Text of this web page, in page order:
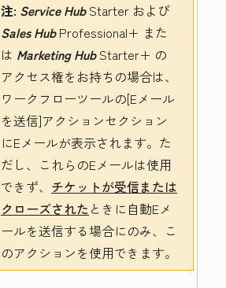
注: Service HubStarter および
Sales HubProfessional+ また
は Marketing HubStarter+ の
アクセス権をお持ちの場合は、
ワークフローツールの[Eメール
を送信]アクションセクション
にEメールが表示されます。た
だし、これらのEメールは使用
できず、 チケットが受信または
クローズされた ときに自動Eメ
ールを送信する場合にのみ、こ
のアクションを使用できます。